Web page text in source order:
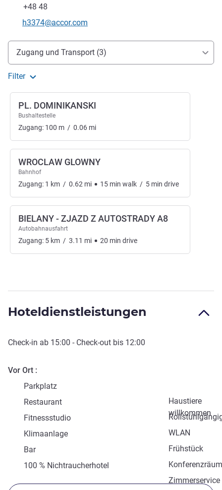
Fax
+48 48
Kontakt-E-Mail
h3374@accor.com
Erreichbarkeit und Anbindung
Zugang und Transport (3)
Filter
PL. DOMINIKANSKI
Bushaltestelle
Zugang: 100 m / 0.06 mi
WROCLAW GLOWNY
Bahnhof
Zugang: 1 km / 0.62 mi 15 min walk / 5 min drive
BIELANY - ZJAZD Z AUTOSTRADY A8
Autobahnausfahrt
Zugang: 5 km / 3.11 mi 20 min drive
Hoteldienstleistungen
Check-in ab 15:00 - Check-out bis 12:00
Vor Ort
Parkplatz
Haustiere
willkommen
Restaurant
Fitnessstudio
WLAN
Klimaanlage
Frühstück
Bar
100 % Nichtraucherhotel
Zimmerservice